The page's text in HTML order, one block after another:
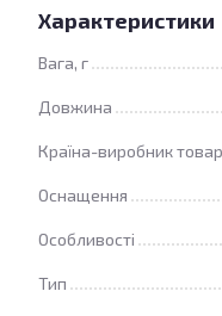
Характеристики
Вага, г
Довжина
Країна-виробник
Оснащення
Особливості
Тип